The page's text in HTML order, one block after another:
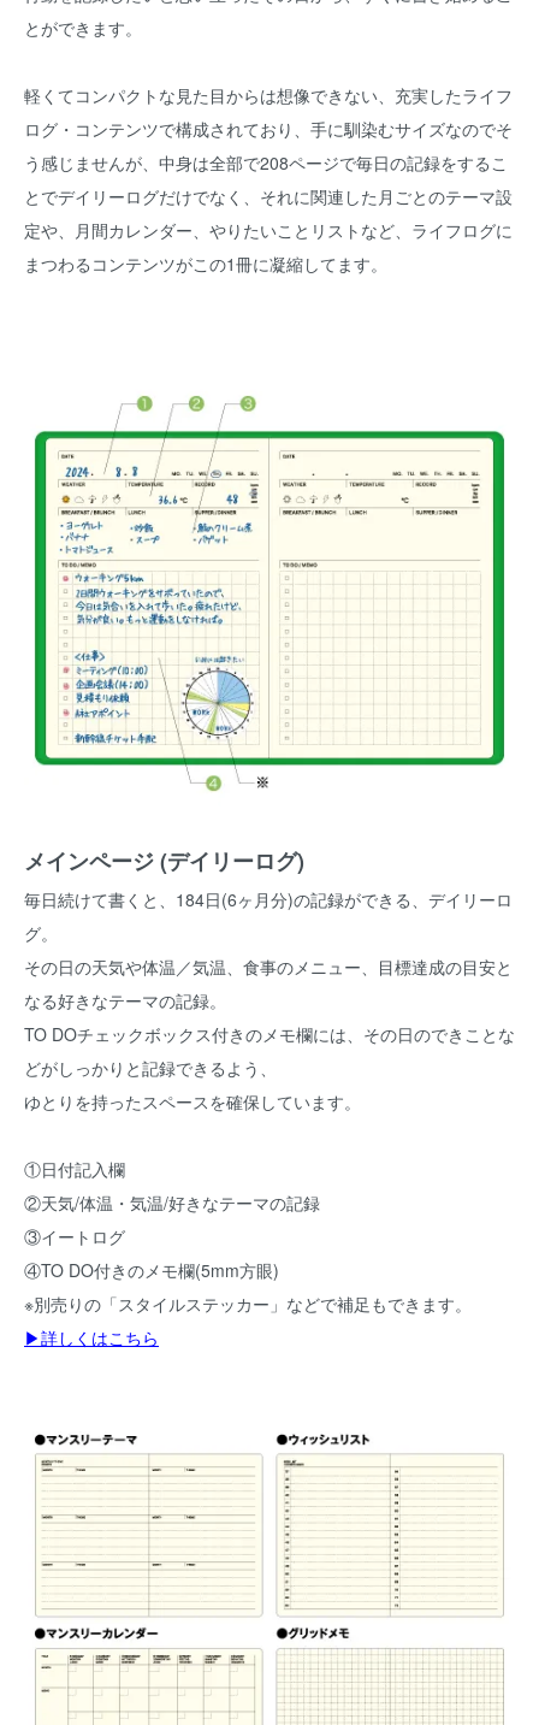
とができます。
軽くてコンパクトな見た目からは想像できない、充実したライフ
ログ・コンテンツで構成されており、手に馴染むサイズなのでそ
う感じませんが、中身は全部で208ページで毎日の記録をするこ
とでデイリーログだけでなく、それに関連した月ごとのテーマ設
定や、月間カレンダー、やりたいことリストなど、ライフログに
まつわるコンテンツがこの1冊に凝縮してます。
メインページ (デイリーログ)
毎日続けて書くと、184日(6ヶ月分)の記録ができる、デイリーロ
グ。
その日の天気や体温／気温、食事のメニュー、目標達成の目安と
なる好きなテーマの記録。
TO DOチェックボックス付きのメモ欄には、その日のできことな
どがしっかりと記録できるよう、
ゆとりを持ったスペースを確保しています。
①日付記入欄
②天気/体温・気温/好きなテーマの記録
③イートログ
④TO DO付きのメモ欄(5mm方眼)
※別売りの「スタイルステッカー」などで補足もできます。
▶詳しくはこちら